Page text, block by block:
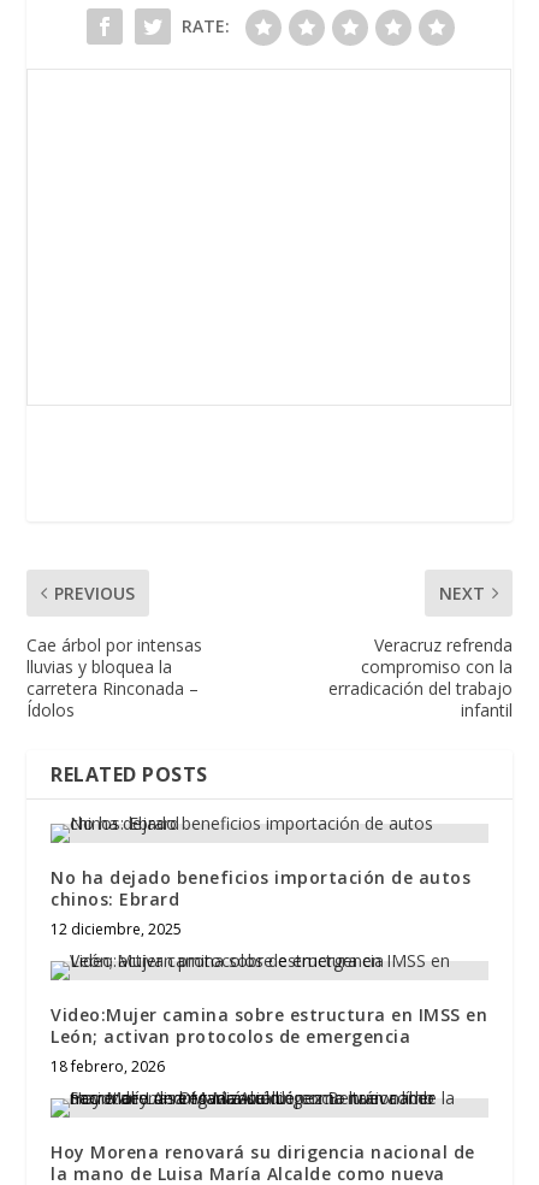
RATE:
PREVIOUS
Cae árbol por intensas
lluvias y bloquea la
carretera Rinconada –
Ídolos
NEXT
Veracruz refrenda
compromiso con la
erradicación del trabajo
infantil
RELATED POSTS
No ha dejado beneficios importación de autos
chinos: Ebrard
12 diciembre, 2025
Video:Mujer camina sobre estructura en IMSS en
León; activan protocolos de emergencia
18 febrero, 2026
Hoy Morena renovará su dirigencia nacional de
la mano de Luisa María Alcalde como nueva